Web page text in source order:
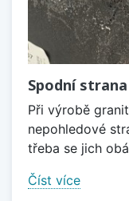
Spodní
Při výrobě
nepohledové
třeba se jich
Číst více